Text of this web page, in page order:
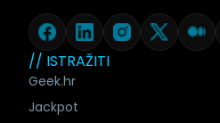
// ISTRAŽITI
Geek.hr
Jackpot